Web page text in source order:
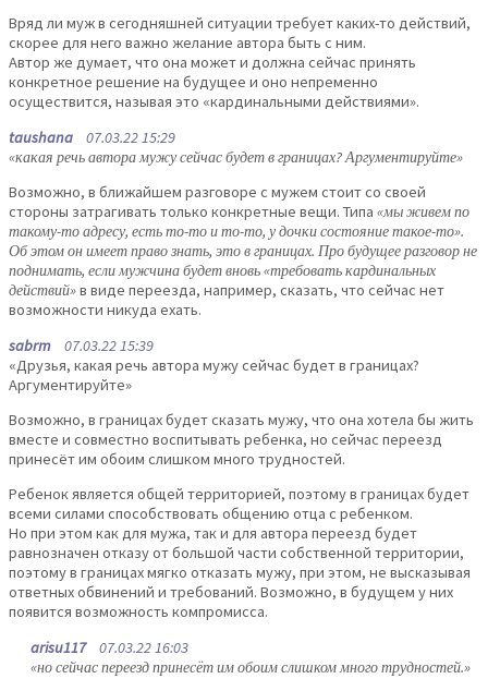
Вряд ли муж в сегодняшней ситуации требует каких-то действий,
скорее для него важно желание автора быть с ним.
Автор же думает, что она может и должна сейчас принять
конкретное решение на будущее и оно непременно
осуществится, называя это «кардинальными действиями».
taushana 07.03.22 15:29
«какая речь автора мужу сейчас будет в границах? Аргументируйте»
Возможно, в ближайшем разговоре с мужем стоит со своей
стороны затрагивать только конкретные вещи. Типа «мы живем по
такому-то адресу, есть то-то и то-то, у дочки состояние такое-то».
Об этом он имеет право знать, это в границах. Про будущее разговор не
поднимать, если мужчина будет вновь «требовать кардинальных
действий»в виде переезда, например, сказать, что сейчас нет
возможности никуда ехать.
sabrm 07.03.22 15:39
«Друзья, какая речь автора мужу сейчас будет в границах?
Аргументируйте»
Возможно, в границах будет сказать мужу, что она хотела бы жить
вместе и совместно воспитывать ребенка, но сейчас переезд
принесёт им обоим слишком много трудностей.
Ребенок является общей территорией, поэтому в границах будет
всеми силами способствовать общению отца с ребенком.
Но при этом как для мужа, так и для автора переезд будет
равнозначен отказу от большой части собственной территории,
поэтому в границах мягко отказать мужу, при этом, не высказывая
ответных обвинений и требований. Возможно, в будущем у них
появится возможность компромисса.
arisu11707.03.22 16:03
«но сейчас переезд принесёт им обоим слишком много трудностей.»